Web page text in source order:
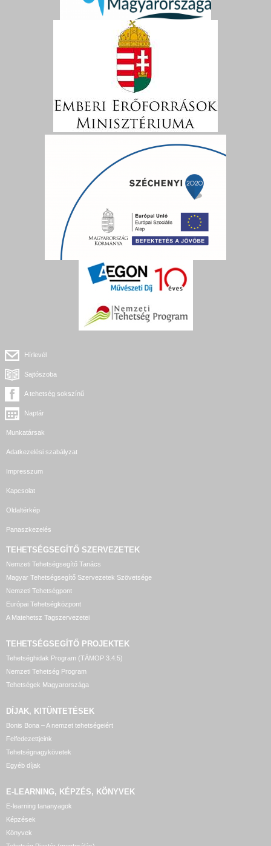
Hírlevél
Sajtószoba
A tehetség sokszínű
Naptár
Munkatársak
Adatkezelési szabályzat
Impresszum
Kapcsolat
Oldaltérkép
Panaszkezelés
TEHETSÉGSEGÍTŐ SZERVEZETEK
Nemzeti Tehetségsegítő Tanács
Magyar Tehetségsegítő Szervezetek Szövetsége
Nemzeti Tehetségpont
Európai Tehetségközpont
A Matehetsz Tagszervezetei
TEHETSÉGSEGÍTŐ PROJEKTEK
Tehetséghidak Program (TÁMOP 3.4.5)
Nemzeti Tehetség Program
Tehetségek Magyarországa
DÍJAK, KITÜNTETÉSEK
Bonis Bona – A nemzet tehetségeiért
Felfedezettjeink
Tehetségnagykövetek
Egyéb díjak
E-LEARNING, KÉPZÉS, KÖNYVEK
E-learning tananyagok
Képzések
Könyvek